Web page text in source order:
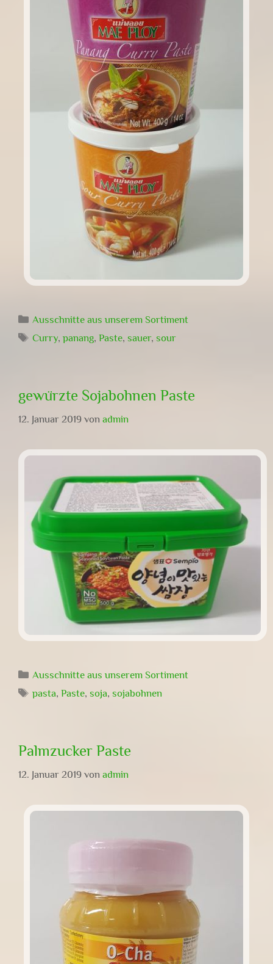
Kategorien
Ausschnitte aus unserem Sortiment
Schlagwörter
Curry,panang,Paste, sauer, sour
gewürzte Sojabohnen Paste
12. Januar 2019 von admin
Kategorien
Ausschnitte aus unserem Sortiment
Schlagwörter
pasta,Paste, soja, sojabohnen
Palmzucker Paste
12. Januar 2019 von admin